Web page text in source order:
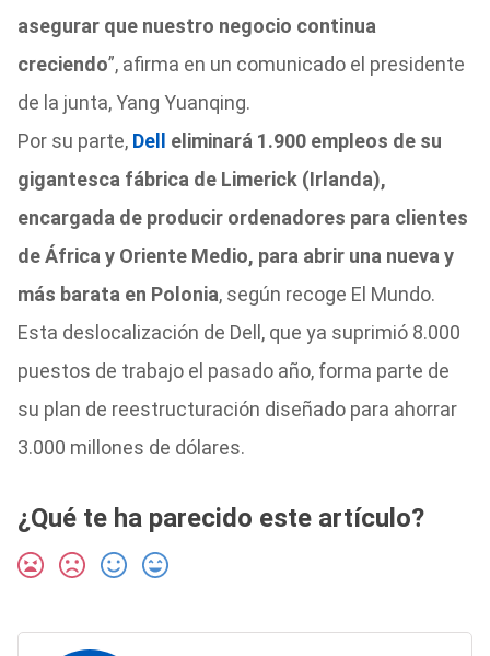
asegurar que nuestro negocio continua
creciendo”, afirma en un comunicado el presidente
de la junta, Yang Yuanqing.
Por su parte, Dell eliminará 1.900 empleos de su
gigantesca fábrica de Limerick (Irlanda),
encargada de producir ordenadores para clientes
de África y Oriente Medio, para abrir una nueva y
más barata en Polonia, según recoge El Mundo.
Esta deslocalización de Dell, que ya suprimió 8.000
puestos de trabajo el pasado año, forma parte de
su plan de reestructuración diseñado para ahorrar
3.000 millones de dólares.
¿Qué te ha parecido este artículo?